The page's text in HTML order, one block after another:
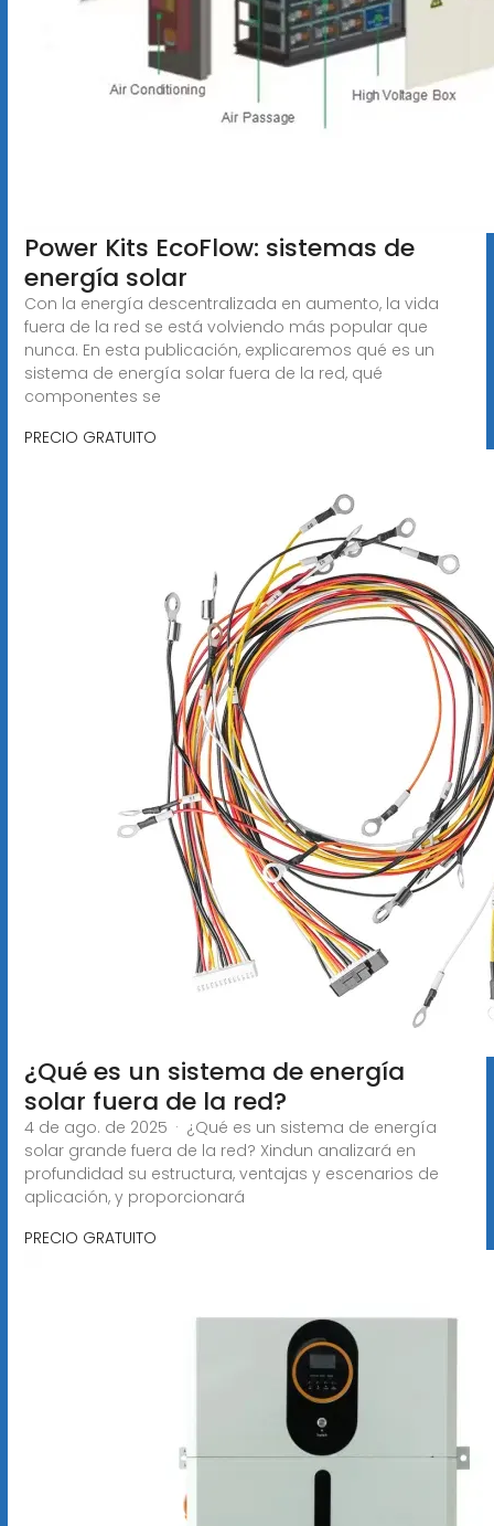
Power Kits EcoFlow: sistemas de
energía solar
Con la energía descentralizada en aumento, la vida
fuera de la red se está volviendo más popular que
nunca. En esta publicación, explicaremos qué es un
sistema de energía solar fuera de la red, qué
componentes se
PRECIO GRATUITO
¿Qué es un sistema de energía
solar fuera de la red?
4 de ago. de 2025 · ¿Qué es un sistema de energía
solar grande fuera de la red? Xindun analizará en
profundidad su estructura, ventajas y escenarios de
aplicación, y proporcionará
PRECIO GRATUITO